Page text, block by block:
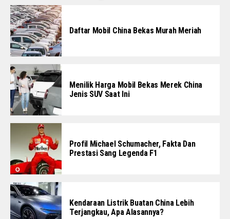
Daftar Mobil China Bekas Murah Meriah
Menilik Harga Mobil Bekas Merek China
Jenis SUV Saat Ini
Profil Michael Schumacher, Fakta Dan
Prestasi Sang Legenda F1
Kendaraan Listrik Buatan China Lebih
Terjangkau, Apa Alasannya?